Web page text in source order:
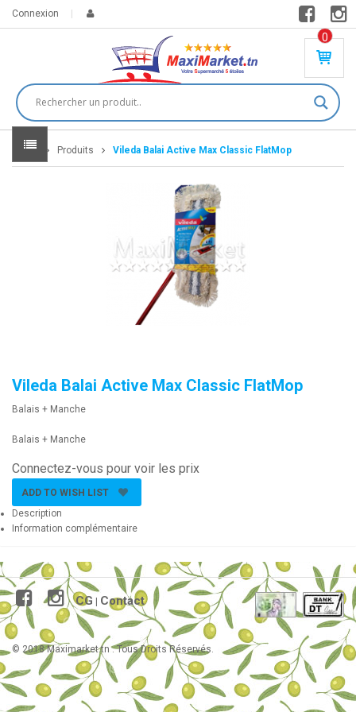
Connexion
0
PR
DU
IT(
S)
Home Produits Vileda Balai Active Max Classic FlatMop
Vileda Balai Active Max Classic FlatMop
Balais + Manche
Balais + Manche
Connectez-vous pour voir les prix
ADD TO WISH LIST
Description
Information complémentaire
CG Contact
© 2018 Maximarket.tn . Tous Droits Réservés.